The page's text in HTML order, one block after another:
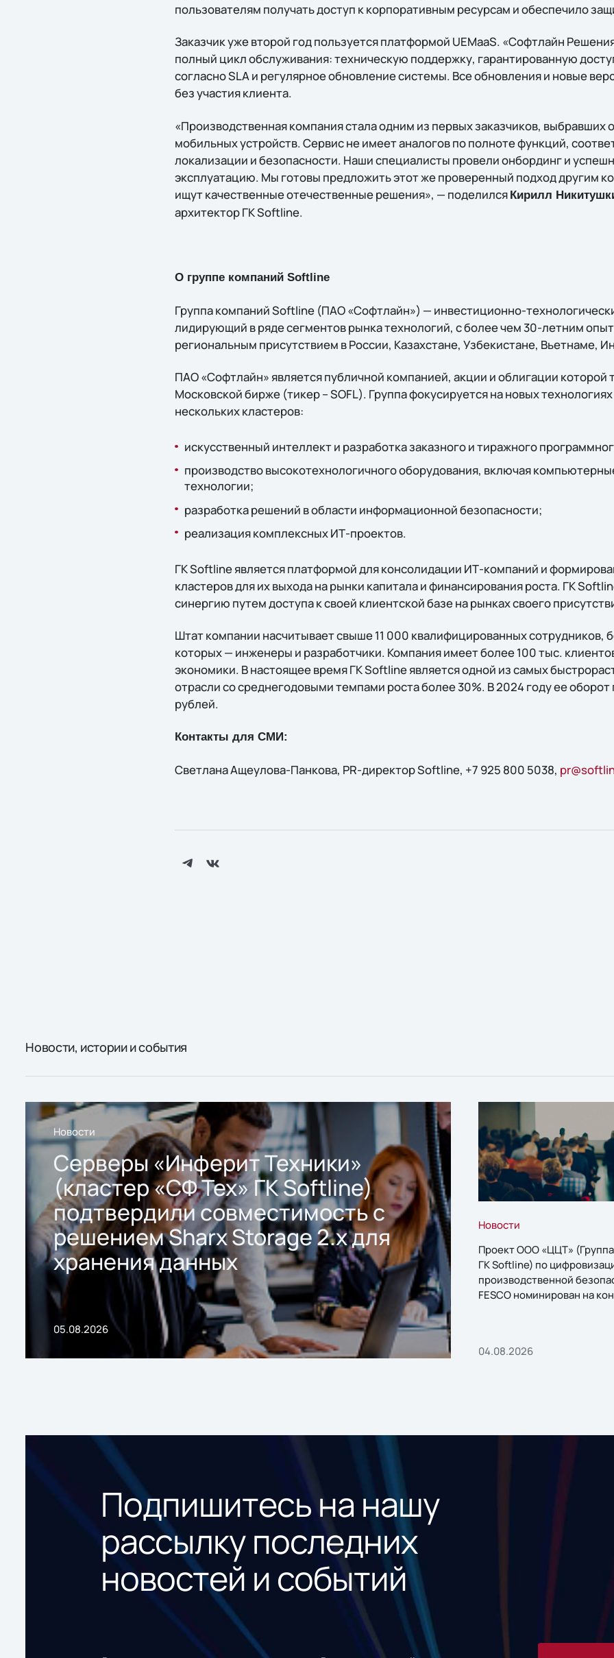
пользователям получать доступ к корпоративным ресурсам и обеспечило
Заказчик уже второй год пользуется платформой UEMaaS. «Софтлайн
полный цикл обслуживания: техническую поддержку, гарантированную
согласно SLA и регулярное обновление системы. Все обновления и новые
без участия клиента.
«Производственная компания стала одним из первых заказчиков, выбравших
мобильных устройств. Сервис не имеет аналогов по полноте функций,
локализации и безопасности. Наши специалисты провели онбординг и
эксплуатацию. Мы готовы предложить этот же проверенный подход другим
ищут качественные отечественные решения», — поделился Кирилл
архитектор ГК Softline.
О группе компаний Softline
Группа компаний Softline (ПАО «Софтлайн») — инвестиционно-
лидирующий в ряде сегментов рынка технологий, c более чем 30-летним
региональным присутствием в России, Казахстане, Узбекистане, Вьетнаме,
ПАО «Софтлайн» является публичной компанией, акции и облигации которой
Московской бирже (тикер – SOFL). Группа фокусируется на новых технологиях
нескольких кластеров:
искусственный интеллект и разработка заказного и тиражного
производство высокотехнологичного оборудования, включая
технологии;
разработка решений в области информационной безопасности;
реализация комплексных ИТ-проектов.
ГК Softline является платформой для консолидации ИТ-компаний и
кластеров для их выхода на рынки капитала и финансирования роста. ГК
синергию путем доступа к своей клиентской базе на рынках своего
Штат компании насчитывает свыше 11 000 квалифицированных сотрудников,
которых — инженеры и разработчики. Компания имеет более 100 тыс.
экономики. В настоящее время ГК Softline является одной из самых
отрасли со среднегодовыми темпами роста более 30%. В 2024 году ее
рублей.
Контакты для СМИ:
Светлана Ащеулова-Панкова, PR-директор Softline, +7 925 800 5038,
Новости, истории и события
Новости
Серверы «Инферит Техники»
(кластер «СФ Тех» ГК Softline)
подтвердили совместимость с
решением Sharx Storage 2.x для
хранения данных
05.08.2026
Новости
Проект ООО «ЦЦТ»
ГК Softline) по
производственной
FESCO номинирован на
04.08.2026
Подпишитесь на нашу
рассылку последних
новостей и событий